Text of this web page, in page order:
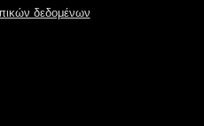
δεδομένων